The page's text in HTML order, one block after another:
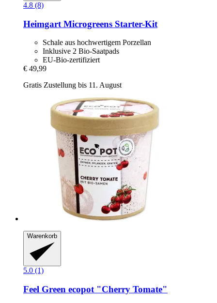
4.8 (8)
Heimgart Microgreens Starter-​Kit
Schale aus hochwertigem Porzellan
Inklusive 2 Bio-Saatpads
EU-Bio-zertifiziert
€ 49,99
Gratis Zustellung bis 11. August
Warenkorb
5.0 (1)
Feel Green ecopot "Cherry Tomate"